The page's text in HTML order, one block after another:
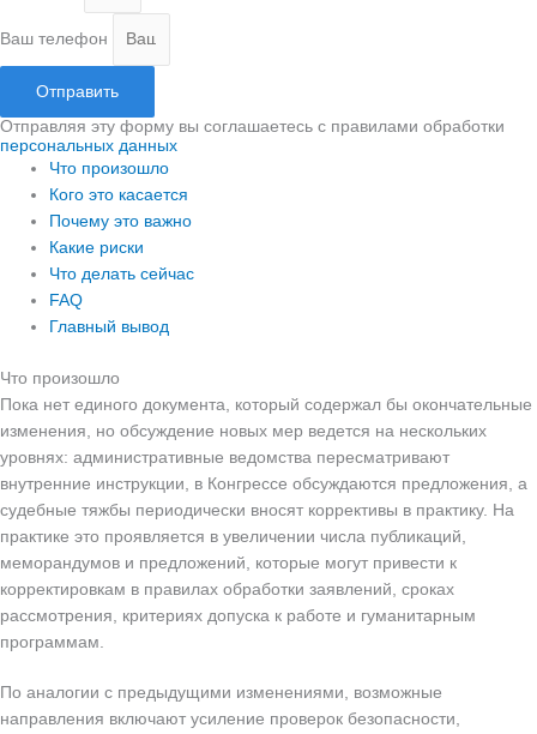
Ваш телефон
Отправить
Отправляя эту форму вы соглашаетесь с правилами обработки
персональных данных
Что произошло
Кого это касается
Почему это важно
Какие риски
Что делать сейчас
FAQ
Главный вывод
Что произошло
Пока нет единого документа, который содержал бы окончательные
изменения, но обсуждение новых мер ведется на нескольких
уровнях: административные ведомства пересматривают
внутренние инструкции, в Конгрессе обсуждаются предложения, а
судебные тяжбы периодически вносят коррективы в практику. На
практике это проявляется в увеличении числа публикаций,
меморандумов и предложений, которые могут привести к
корректировкам в правилах обработки заявлений, сроках
рассмотрения, критериях допуска к работе и гуманитарным
программам.
По аналогии с предыдущими изменениями, возможные
направления включают усиление проверок безопасности,